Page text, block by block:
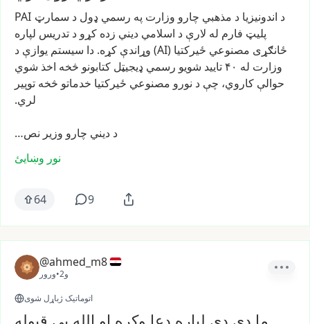
د اندونیزیا د مذهبي چارو وزارت په رسمي ډول د سمارټ PAI
پلیټ فارم له لارې د اسلامي دیني زده کړو د تدریس لپاره
ځانګړی مصنوعي ځیرکتیا (AI) وړاندې کړه. دا سیستم یوازې د
وزارت له ۴۰تایید شویو رسمي ډیجیټل کتابونو څخه اخذ شوي
حوالې کاروي، چې د نورو مصنوعي ځیرکتیا خدماتو څخه توپیر
لري.
د دیني چارو وزیر نص…
نور وښایئ
64 9
@ahmed_m8
ورور• 2و
اتوماتیک ژباړل شوی
ما دې دې لپاره دعا وکړه او الله یې قبوله